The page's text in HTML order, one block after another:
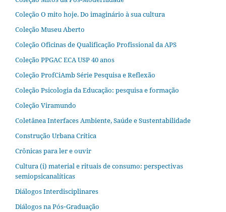
Coleção O mito hoje. Do imaginário à sua cultura
Coleção Museu Aberto
Coleção Oficinas de Qualificação Profissional da APS
Coleção PPGAC ECA USP 40 anos
Coleção ProfCiAmb Série Pesquisa e Reflexão
Coleção Psicologia da Educação: pesquisa e formação
Coleção Viramundo
Coletânea Interfaces Ambiente, Saúde e Sustentabilidade
Construção Urbana Crítica
Crônicas para ler e ouvir
Cultura (i) material e rituais de consumo: perspectivas
semiopsicanalíticas
Diálogos Interdisciplinares
Diálogos na Pós‐Graduação